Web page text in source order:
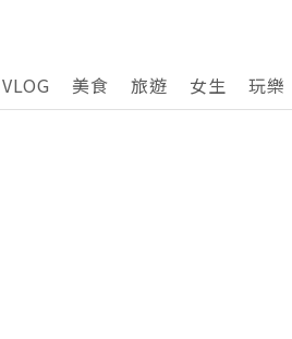
VLOG 美食 旅遊 女生 玩樂